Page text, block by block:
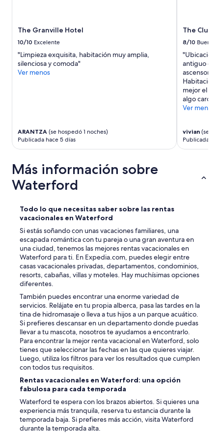
The Granville Hotel
10/10 Excelente
"Limpieza exquisita, habitación muy amplia,
silenciosa y comoda"
Ver menos
ARANTZA (se hospedó 1 noches)
Publicada hace 5 días
The Club
8/10 Bueno
"Ubicacion
antiguo con
ascensor
Habitacion
mejor el
algo caro
Ver menos
vivian (se
Publicada
Más información sobre
Waterford
Todo lo que necesitas saber sobre las rentas
vacacionales en Waterford
Si estás soñando con unas vacaciones familiares, una
escapada romántica con tu pareja o una gran aventura en
una ciudad, tenemos las mejores rentas vacacionales en
Waterford para ti. En Expedia.com, puedes elegir entre
casas vacacionales privadas, departamentos, condominios,
resorts, cabañas, villas y moteles. Hay muchísimas opciones
diferentes.
También puedes encontrar una enorme variedad de
servicios. Relájate en tu propia alberca, pasa las tardes en la
tina de hidromasaje o lleva a tus hijos a un parque acuático.
Si prefieres descansar en un departamento donde puedas
llevar a tu mascota, nosotros te ayudamos a encontrarlo.
Para encontrar la mejor renta vacacional en Waterford, solo
tienes que seleccionar las fechas en las que quieres viajar.
Luego, utiliza los filtros para ver los resultados que cumplen
con todos tus requisitos.
Rentas vacacionales en Waterford: una opción
fabulosa para cada temporada
Waterford te espera con los brazos abiertos. Si quieres una
experiencia más tranquila, reserva tu estancia durante la
temporada baja. Si prefieres más acción, visita Waterford
durante la temporada alta.